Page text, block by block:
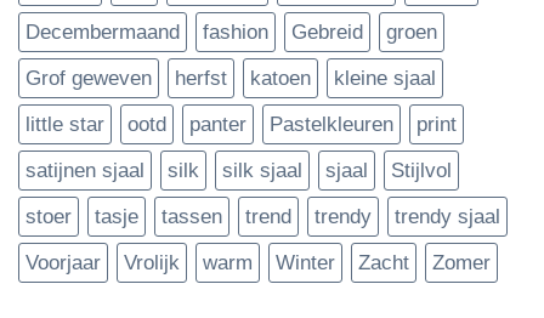
Decembermaand
fashion Gebreid
groen
Grof geweven
herfst katoen
kleine sjaal
little star
ootd panter Pastelkleuren
print
satijnen sjaal
silk silk sjaal sjaal
Stijlvol
stoer
tasje tassen trend trendy
trendy sjaal
Voorjaar
Vrolijk warm Winter Zacht Zomer